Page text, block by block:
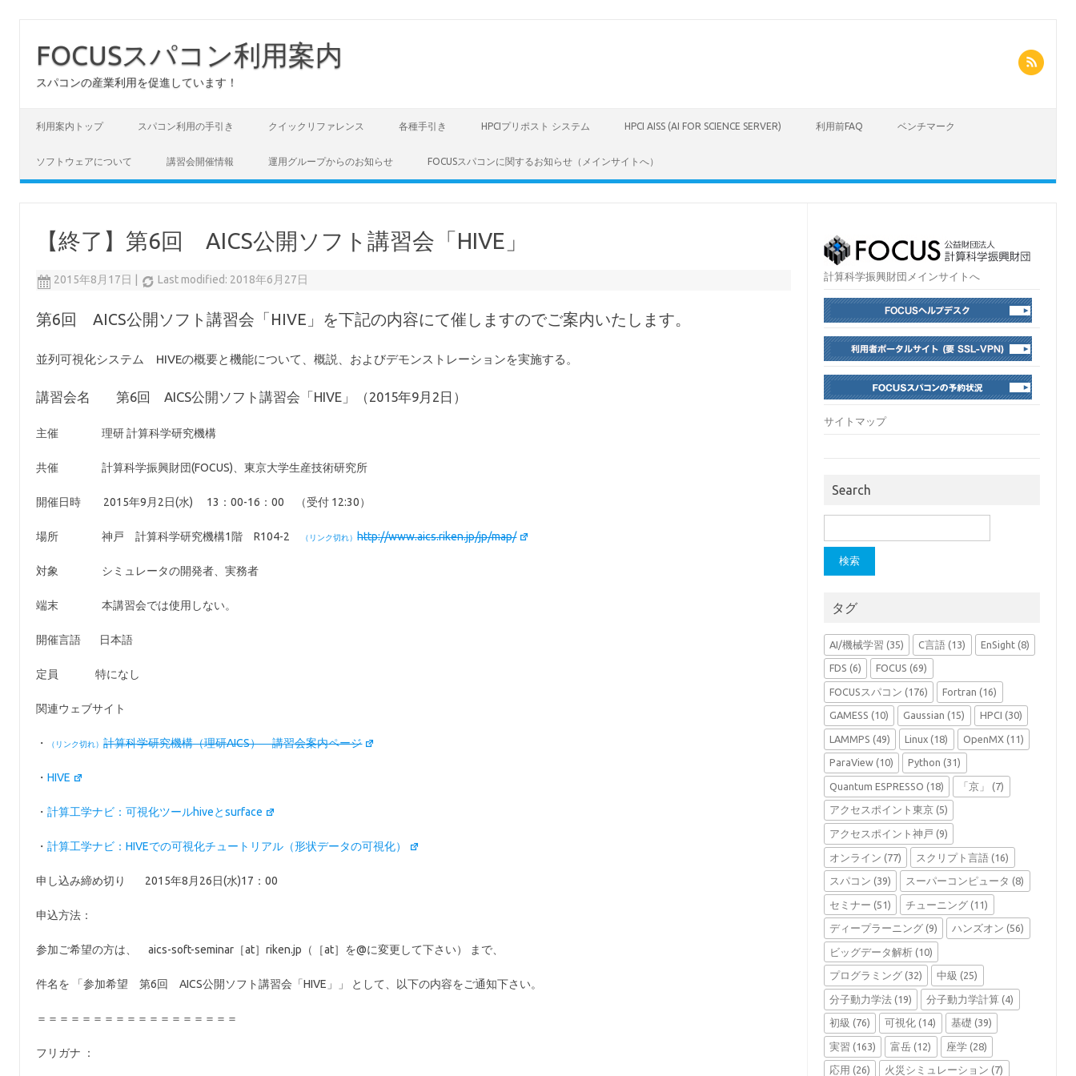
FOCUSスパコン利用案内
スパコンの産業利用を促進しています！
利用案内トップ スパコン利用の手引き クイックリファレンス 各種手引き HPCIプリポスト システム HPCI AISS (AI FOR SCIENCE SERVER) 利用前FAQ ベンチマーク
ソフトウェアについて 講習会開催情報 運用グループからのお知らせ FOCUSスパコンに関するお知らせ（メインサイトへ）
【終了】第6回 AICS公開ソフト講習会「HIVE」
2015年8月17日 Last modified: 2018年6月27日
第6回 AICS公開ソフト講習会「HIVE」を下記の内容にて催しますのでご案内いたします。
並列可視化システム HIVEの概要と機能について、概説、およびデモンストレーションを実施する。
講習会名 第6回 AICS公開ソフト講習会「HIVE」（2015年9月2日）
主催 理研 計算科学研究機構
共催 計算科学振興財団(FOCUS)、東京大学生産技術研究所
開催日時 2015年9月2日(水) 13：00-16：00 （受付 12:30）
場所 神戸 計算科学研究機構1階 R104-2 http://www.aics.riken.jp/jp/map/
対象 シミュレータの開発者、実務者
端末 本講習会では使用しない。
開催言語 日本語
定員 特になし
関連ウェブサイト
・ 計算科学研究機構（理研AICS） 講習会案内ページ
・HIVE
・計算工学ナビ：可視化ツールhiveとsurface
・計算工学ナビ：HIVEでの可視化チュートリアル（形状データの可視化）
申し込み締め切り 2015年8月26日(水)17：00
申込方法：
参加ご希望の方は、 aics-soft-seminar［at］riken.jp（［at］を@に変更して下さい） まで、
件名を 「参加希望 第6回 AICS公開ソフト講習会「HIVE」」 として、以下の内容をご通知下さい。
＝＝＝＝＝＝＝＝＝＝＝＝＝＝＝＝＝＝
フリガナ ：
計算科学振興財団メインサイトへ
サイトマップ
Search
索:
タグ
AI/機械学習 (35) C言語 (13) EnSight (8)
FDS (6) FOCUS (69)
FOCUSスパコン (176) Fortran (16)
GAMESS (10) Gaussian (15) HPCI (30)
LAMMPS (49) Linux (18) OpenMX (11)
ParaView(10) Python (31)
Quantum ESPRESSO (18) 「京」 (7)
アクセスポイント東京(5)
アクセスポイント神戸 (9)
オンライン (77) スクリプト言語 (16)
スパコン (39) スーパーコンピュータ (8)
セミナー (51) チューニング (11)
ディープラーニング(9) ハンズオン (56)
ビッグデータ解析(10)
プログラミング(32) 中級 (25)
分子動力学法(19) 分子動力学計算 (4)
初級 (76) 可視化 (14) 基礎 (39)
実習 (163) 富岳 (12) 座学 (28)
応用 (26) 火災シミュレーション (7)